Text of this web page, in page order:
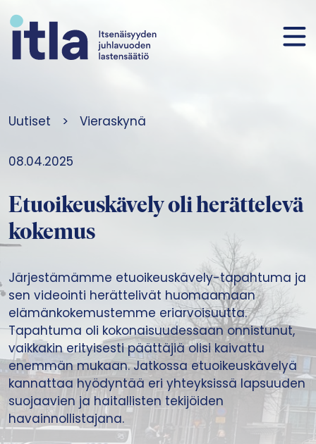
Uutiset > Vieraskynä
08.04.2025
Etuoikeuskävely oli herättelevä
kokemus
Järjestämämme etuoikeuskävely-tapahtuma ja
sen videointi herättelivät huomaamaan
elämänkokemustemme eriarvoisuutta.
Tapahtuma oli kokonaisuudessaan onnistunut,
vaikkakin erityisesti päättäjiä olisi kaivattu
enemmän mukaan. Jatkossa etuoikeuskävelyä
kannattaa hyödyntää eri yhteyksissä lapsuuden
suojaavien ja haitallisten tekijöiden
havainnollistajana.